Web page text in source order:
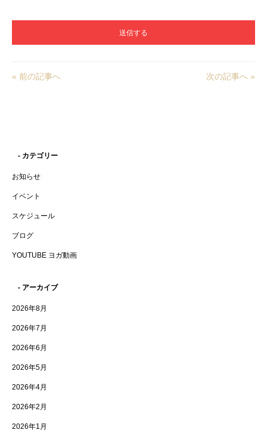
« 前の記事へ 次の記事へ »
- カテゴリー
お知らせ
イベント
スケジュール
ブログ
YOUTUBE ヨガ動画
- アーカイブ
2026年8月
2026年7月
2026年6月
2026年5月
2026年4月
2026年2月
2026年1月